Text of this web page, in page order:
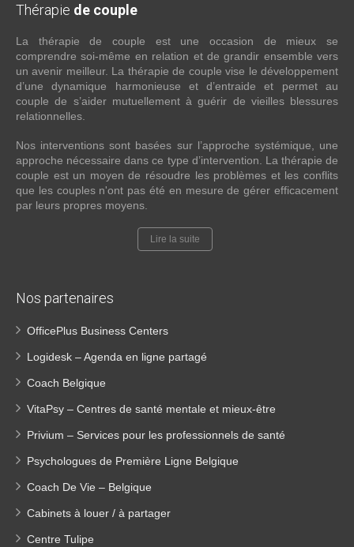
Thérapie de couple
La thérapie de couple est une occasion de mieux se
comprendre soi-même en relation et de grandir ensemble vers
un avenir meilleur. La thérapie de couple vise le développement
d’une dynamique harmonieuse et d’entraide et permet au
couple de s’aider mutuellement à guérir de vieilles blessures
relationnelles.
Nos interventions sont basées sur l’approche systémique, une
approche nécessaire dans ce type d’intervention. La thérapie de
couple est un moyen de résoudre les problèmes et les conflits
que les couples n'ont pas été en mesure de gérer efficacement
par leurs propres moyens.
Lire la suite
Nos partenaires
OfficePlus Business Centers
Logidesk – Agenda en ligne partagé
Coach Belgique
VitaPsy – Centres de santé mentale et mieux-être
Privium – Services pour les professionnels de santé
Psychologues de Première Ligne Belgique
Coach De Vie – Belgique
Cabinets à louer / à partager
Centre Tulipe